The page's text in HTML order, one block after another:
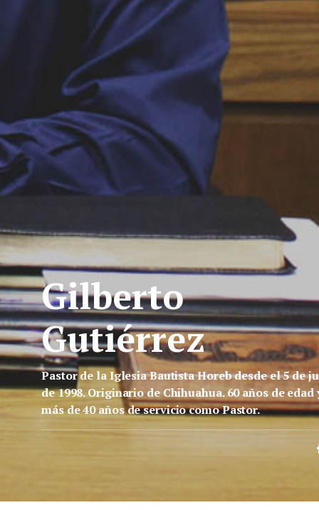
Gilberto
Gutiérrez
Pastor de la Iglesia Bautista Horeb desde el 5 de
de 1998. Originario de Chihuahua. 60 años de edad
más de 40 años de servicio como Pastor.